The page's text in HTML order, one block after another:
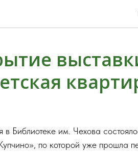
в Библиотеке им. Чехова
по которой уже прошла